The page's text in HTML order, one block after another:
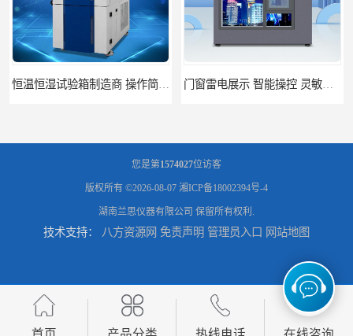
门窗雷电展示 智能操控 灵敏方便
门窗暴风雨展示设备 简洁灵敏 灵敏方便 门窗风雨测试机 操作简单 使用寿命长
您是第1574027位访客
版权所有 ©2026-08-07 湘ICP备18002394号-4
湖南兰思仪器有限公司 保留所有权利.
技术支持： 八方资源网 免责声明 管理员入口 网站地图